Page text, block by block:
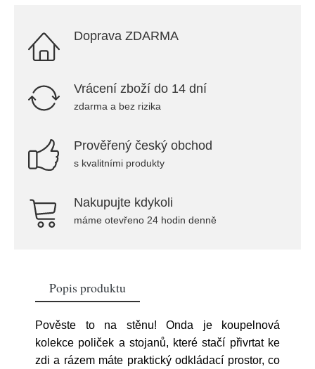
Doprava ZDARMA
Vrácení zboží do 14 dní
zdarma a bez rizika
Prověřený český obchod
s kvalitními produkty
Nakupujte kdykoli
máme otevřeno 24 hodin denně
Popis produktu
Pověste to na stěnu! Onda je koupelnová
kolekce poliček a stojanů, které stačí přivrtat ke
zdi a rázem máte praktický odkládací prostor, co